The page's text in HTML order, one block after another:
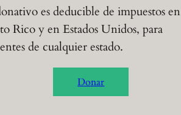
es deducible de impuestos en
Rico y en Estados Unidos, para
de cualquier estado.
Donar